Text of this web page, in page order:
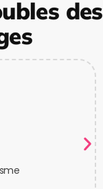
des